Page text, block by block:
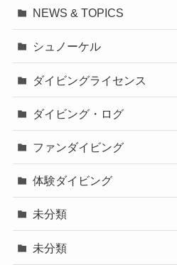
NEWS & TOPICS
シュノーケル
ダイビングライセンス
ダイビング・ログ
ファンダイビング
体験ダイビング
未分類
未分類